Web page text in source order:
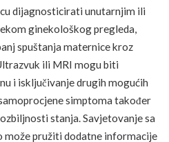
dijagnosticirati unutarnjim ili
ginekološkog pregleda,
spuštanja maternice kroz
ili MRI mogu biti
i isključivanje drugih mogućih
simptoma također
stanja. Savjetovanje sa
može pružiti dodatne informacije